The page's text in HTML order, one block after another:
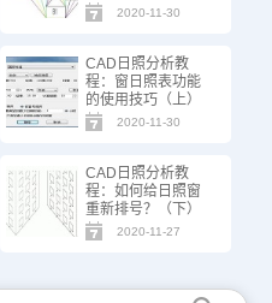
2020-11-30
CAD日照分析教
程：窗日照表功能
的使用技巧（上）
2020-11-30
CAD日照分析教
程：如何给日照窗
重新排号？（下）
2020-11-27